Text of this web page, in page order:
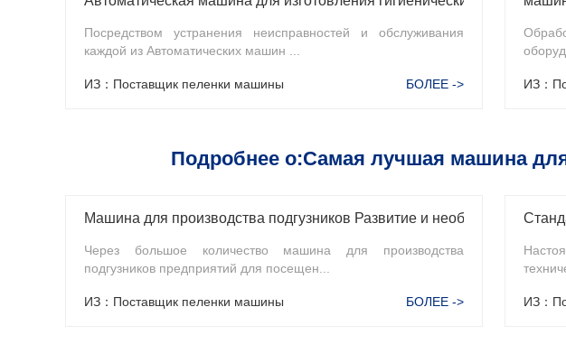
Посредством устранения неисправностей и обслуживания
каждой из Автоматических машин ...
ИЗ：Поставщик пеленки машины БОЛЕЕ -> ИЗ：
Подробнее о:Самая лучшая машина
Машина для
Через большое количество машина для производства
подгузников предприятий для посещен...
ИЗ：Поставщик пеленки машины БОЛЕЕ -> ИЗ：